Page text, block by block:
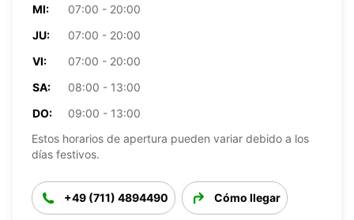
MI:
07:00 - 20:00
JU:
07:00 - 20:00
VI:
07:00 - 20:00
SA:
08:00 - 13:00
DO:
09:00 - 13:00
Estos horarios de apertura pueden variar debido a los
días festivos.
+49 (711) 4894490 Cómo llegar